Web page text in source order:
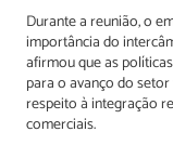
Durante a reunião, o
importância do
afirmou que as
para o avanço do
respeito à integração
comerciais.